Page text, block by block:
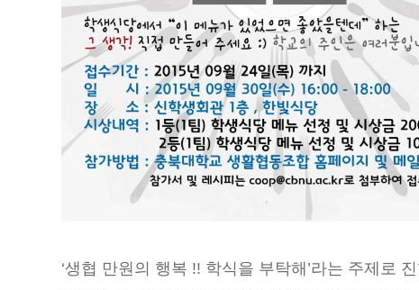
‘생협 만원의 행복 !! 학식을 부탁해’라는 주제로